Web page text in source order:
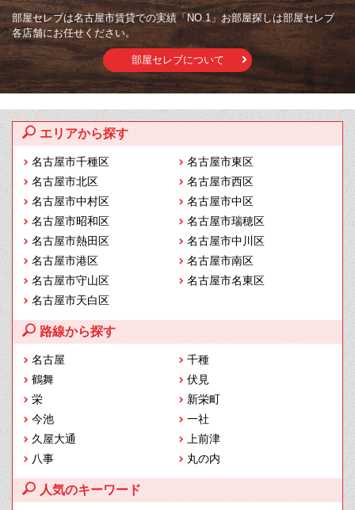
部屋セレブは名古屋市賃貸での実績「NO.1」お部屋探しは部屋セレブ
各店舗にお任せください。
部屋セレブについて
エリアから探す
名古屋市千種区
名古屋市東区
名古屋市北区
名古屋市西区
名古屋市中村区
名古屋市中区
名古屋市昭和区
名古屋市瑞穂区
名古屋市熱田区
名古屋市中川区
名古屋市港区
名古屋市南区
名古屋市守山区
名古屋市名東区
名古屋市天白区
路線から探す
名古屋
千種
鶴舞
伏見
栄
新栄町
今池
一社
久屋大通
上前津
八事
丸の内
人気のキーワード